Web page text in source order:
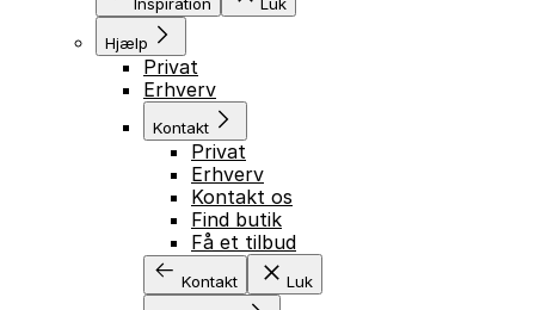
Inspiration Luk
Hjælp
Privat
Erhverv
Kontakt
Privat
Erhverv
Kontakt os
Find butik
Få et tilbud
Kontakt Luk